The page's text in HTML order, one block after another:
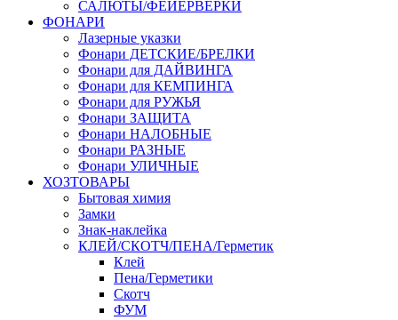
САЛЮТЫ/ФЕЙЕРВЕРКИ
ФОНАРИ
Лазерные указки
Фонари ДЕТСКИЕ/БРЕЛКИ
Фонари для ДАЙВИНГА
Фонари для КЕМПИНГА
Фонари для РУЖЬЯ
Фонари ЗАЩИТА
Фонари НАЛОБНЫЕ
Фонари РАЗНЫЕ
Фонари УЛИЧНЫЕ
ХОЗТОВАРЫ
Бытовая химия
Замки
Знак-наклейка
КЛЕЙ/СКОТЧ/ПЕНА/Герметик
Клей
Пена/Герметики
Скотч
ФУМ